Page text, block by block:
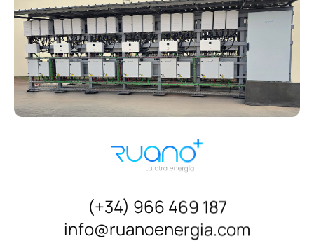
Productos
Financiación
Sobre nosotros
Principios y Valores
corporativos
¿Cómo podemos ayudarte?
Quierohablar por teléfono
contactar por WhatsApp
Tan sólodejaros un mensaje
(+34) 966 469 187
info@ruanoenergia.com